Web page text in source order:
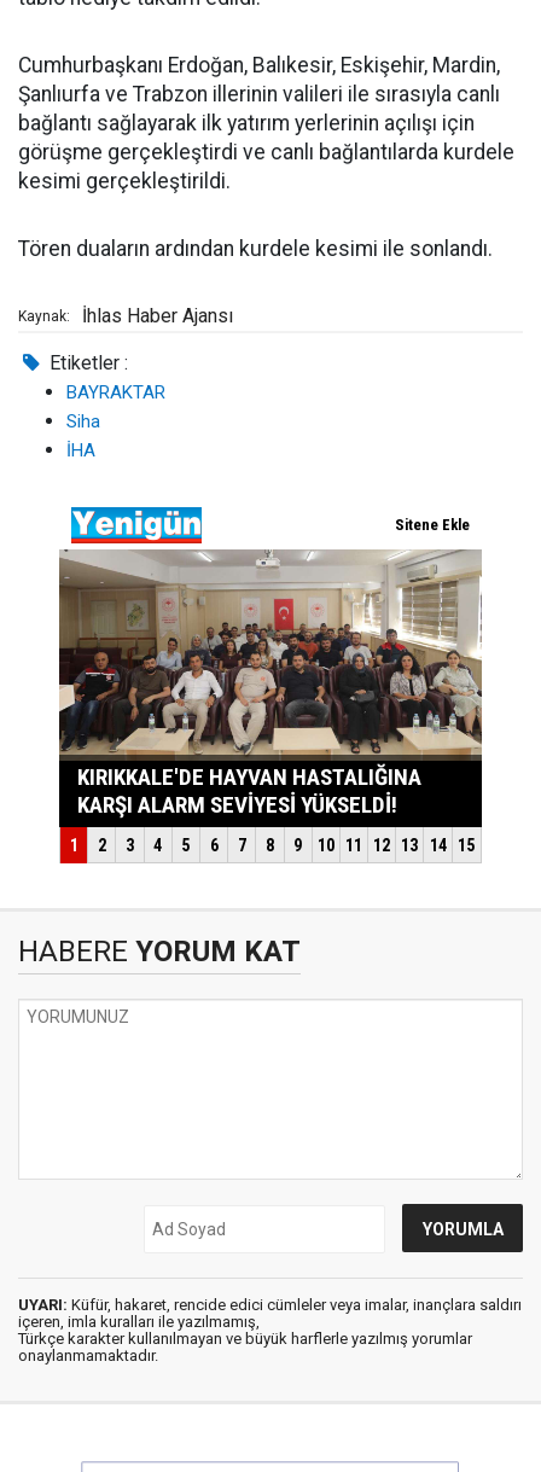
Cumhurbaşkanı Erdoğan, Balıkesir, Eskişehir, Mardin,
Şanlıurfa ve Trabzon illerinin valileri ile sırasıyla canlı
bağlantı sağlayarak ilk yatırım yerlerinin açılışı için
görüşme gerçekleştirdi ve canlı bağlantılarda kurdele
kesimi gerçekleştirildi.
Tören duaların ardından kurdele kesimi ile sonlandı.
Kaynak: İhlas Haber Ajansı
Etiketler :
BAYRAKTAR
Siha
İHA
HABERE YORUM KAT
UYARI: Küfür, hakaret, rencide edici cümleler veya imalar, inançlara saldırı
içeren, imla kuralları ile yazılmamış,
Türkçe karakter kullanılmayan ve büyük harflerle yazılmış yorumlar
onaylanmamaktadır.